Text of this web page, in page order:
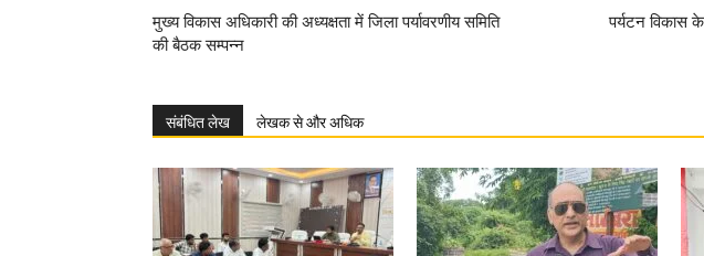
मुख्य विकास अधिकारी की अध्यक्षता में जिला पर्यावरणीय समिति
की बैठक सम्पन्न
पर्यटन विकास
संबंधित लेख लेखक से और अधिक